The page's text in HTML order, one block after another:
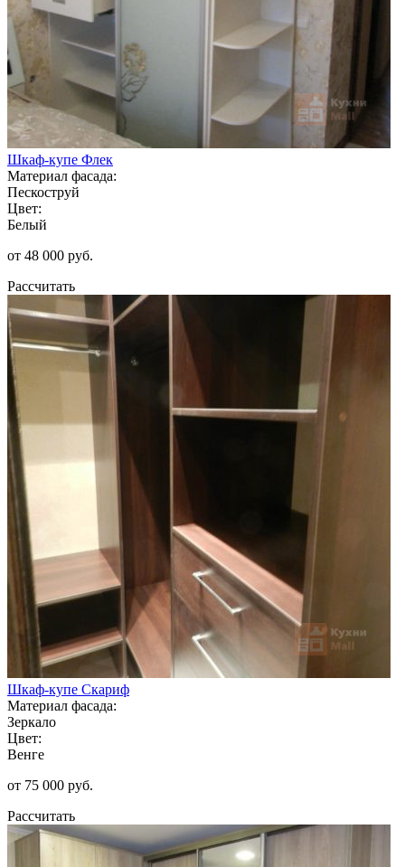
Шкаф-купе Флек
Материал фасада:
Пескоструй
Цвет:
Белый
от 48 000 руб.
Рассчитать
Шкаф-купе Скариф
Материал фасада:
Зеркало
Цвет:
Венге
от 75 000 руб.
Рассчитать